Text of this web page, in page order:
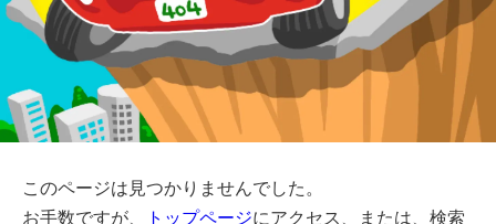
このページは見つかりませんでした。
お手数ですが、
トップページにアクセス、または、検索